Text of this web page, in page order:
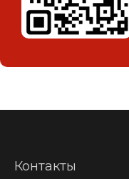
Контакты